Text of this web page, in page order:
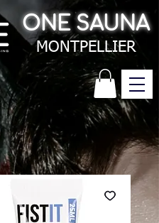
ONE SAUNA
MONTPELLIER